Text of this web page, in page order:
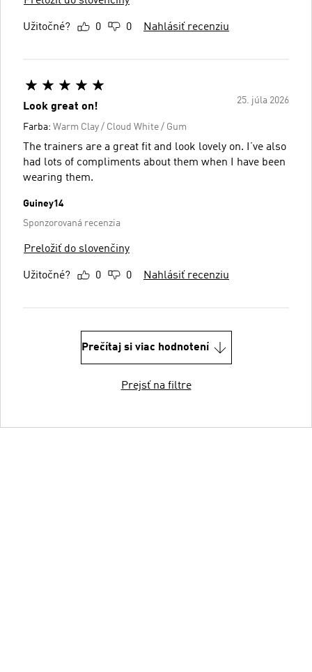
Užitočné? 0 0 Nahlásiť recenziu
25. júla 2026
Look great on!
Farba: Warm Clay / Cloud White / Gum
The trainers are a great fit and look lovely on. I’ve also
had lots of compliments about them when I have been
wearing them.
Guiney14
Sponzorovaná recenzia
Preložiť do slovenčiny
Užitočné? 0 0 Nahlásiť recenziu
Prečítaj si viac hodnotení
Prejsť na filtre